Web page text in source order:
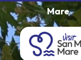
Mare